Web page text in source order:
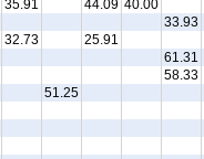
40.00
44.09
35.91
33.93
25.91
32.73
61.31
58.33
51.25